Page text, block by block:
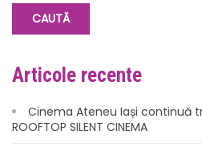
Articole recente
Cinema Ateneu Iași continuă
ROOFTOP SILENT CINEMA